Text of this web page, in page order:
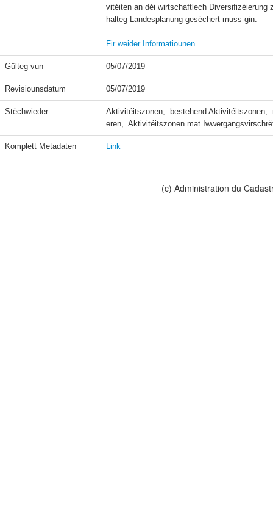
vitéiten an déi wirtschaftlech Diversifizéierung
halteg Landesplanung geséchert muss gin.
Fir weider Informatiounen...
Gülteg vun 05/07/2019
Revisiounsdatum 05/07/2019
Stëchwieder
Aktivitéitszonen,  bestehend Aktivitéitszonen,
eren,  Aktivitéitszonen mat
Komplett Metadaten Link
(c) Administration du